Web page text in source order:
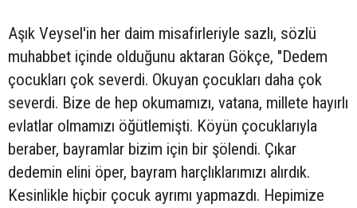
Aşık Veysel'in her daim misafirleriyle sazlı, sözlü
muhabbet içinde olduğunu aktaran Gökçe, "Dedem
çocukları çok severdi. Okuyan çocukları daha çok
severdi. Bize de hep okumamızı, vatana, millete hayırlı
evlatlar olmamızı öğütlemişti. Köyün çocuklarıyla
beraber, bayramlar bizim için bir şölendi. Çıkar
dedemin elini öper, bayram harçlıklarımızı alırdık.
Kesinlikle hiçbir çocuk ayrımı yapmazdı. Hepimize